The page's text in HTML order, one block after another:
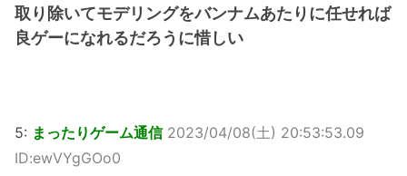
取り除いてモデリングをバンナムあたりに任せれば
良ゲーになれるだろうに惜しい
5: まったりゲーム通信 2023/04/08(土) 20:53:53.09
ID:ewVYgGOo0